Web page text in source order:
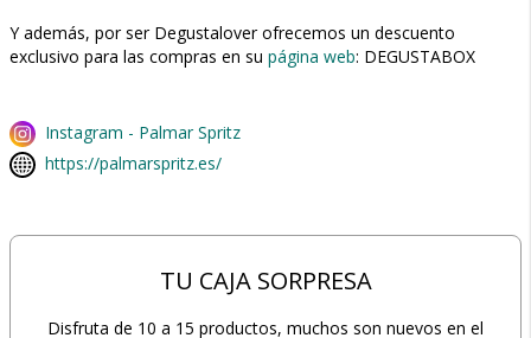
Y además, por ser Degustalover ofrecemos un descuento
exclusivo para las compras en su página web: DEGUSTABOX
Instagram - Palmar Spritz
https://palmarspritz.es/
TU CAJA SORPRESA
Disfruta de 10 a 15 productos, muchos son nuevos en el